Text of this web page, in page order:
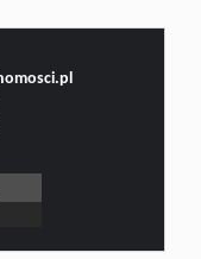
Kontakt